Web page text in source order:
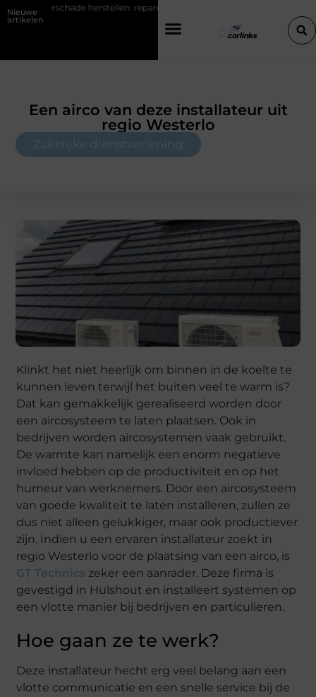
Nieuwe
artikelen
herstellen: repareren of de bumper vervangen?
Een airco van deze installateur uit
regio Westerlo
Zakelijke dienstverlening
Klinkt het niet heerlijk om binnen in de koelte te
kunnen leven terwijl het buiten veel te warm is?
Dat kan gemakkelijk gerealiseerd worden door
een aircosysteem te laten plaatsen. Ook in
bedrijven worden aircosystemen vaak gebruikt.
De warmte kan namelijk een enorm negatieve
invloed hebben op de productiviteit en op het
humeur van werknemers. Door een aircosysteem
van goede kwaliteit te laten installeren, zullen ze
dus niet alleen gelukkiger, maar ook productiever
zijn. Indien u een ervaren installateur zoekt in
regio Westerlo voor de plaatsing van een airco, is
GT Technics zeker een aanrader. Deze firma is
gevestigd in Hulshout en installeert systemen op
een vlotte manier bij bedrijven en particulieren.
Hoe gaan ze te werk?
Deze installateur hecht erg veel belang aan een
vlotte communicatie en een snelle service bij de